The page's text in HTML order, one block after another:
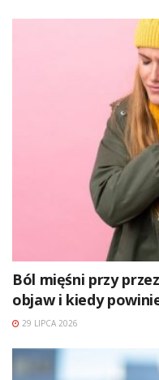
Ból mięśni przy
objaw i kiedy
29 LIPCA 2026